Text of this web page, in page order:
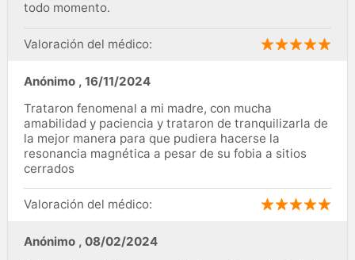
todo momento.
Valoración del médico:
Anónimo , 16/11/2024
Trataron fenomenal a mi madre, con mucha
amabilidad y paciencia y trataron de tranquilizarla de
la mejor manera para que pudiera hacerse la
resonancia magnética a pesar de su fobia a sitios
cerrados
Valoración del médico:
Anónimo , 08/02/2024